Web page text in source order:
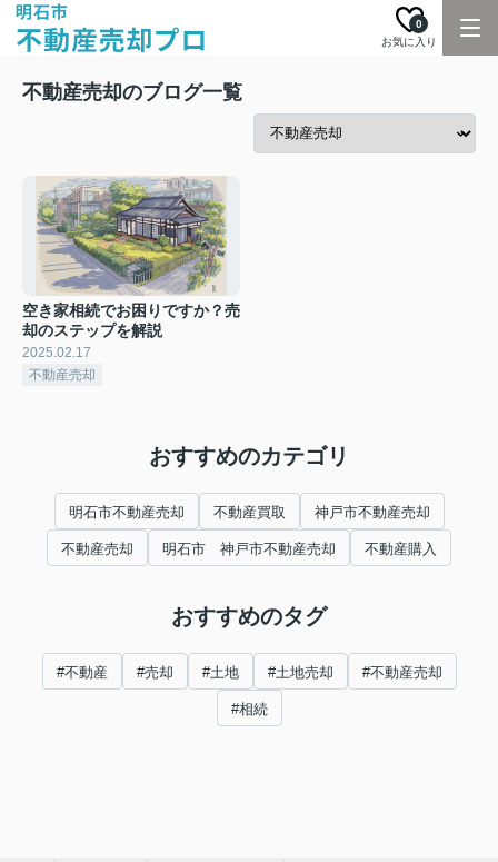
お気に入り
0
不動産売却のブログ一覧
空き家相続でお困りですか？売
却のステップを解説
2025.02.17
不動産売却
おすすめのカテゴリ
明石市不動産売却 不動産買取 神戸市不動産売却
不動産売却 明石市 神戸市不動産売却 不動産購入
おすすめのタグ
#不動産 #売却 #土地 #土地売却 #不動産売却
#相続